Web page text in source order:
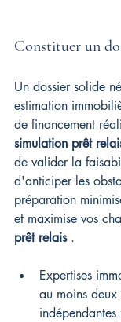
Constituer un
Un dossier solide
estimation
de financement
simulation prêt
de valider la
d'anticiper les
préparation
et maximise vos
prêt relais .
Expertises
au moins deux